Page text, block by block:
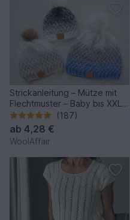
Strickanleitung – Mütze mit
Flechtmuster – Baby bis XXL -
No.153/E
(187)
ab 4,28 €
WoolAffair